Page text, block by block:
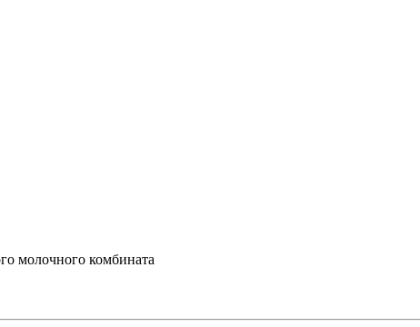
молочного комбината